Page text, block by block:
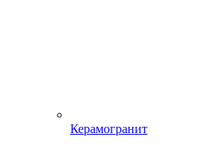
Керамогранит